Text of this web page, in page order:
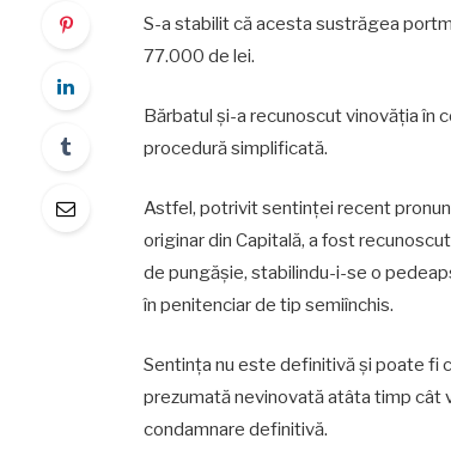
S-a stabilit că acesta sustrăgea
77.000 de lei.
Bărbatul și-a recunoscut vinovăția în
procedură simplificată.
Astfel, potrivit sentinței recent
originar din Capitală, a fost
de pungășie, stabilindu-i-se o
în penitenciar de tip semiînchis.
Sentința nu este definitivă și poate fi
prezumată nevinovată atâta timp cât
condamnare definitivă.